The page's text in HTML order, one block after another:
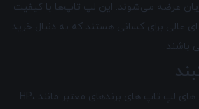
عرضه می‌شوند. این لپ تاپ‌ها با کیفیت
عالی برای کسانی هستند که به دنبال خرید
باشند.
در مارکت7، جدیدترین مدل های لپ تاپ های برندهای معتبر مانند HP،